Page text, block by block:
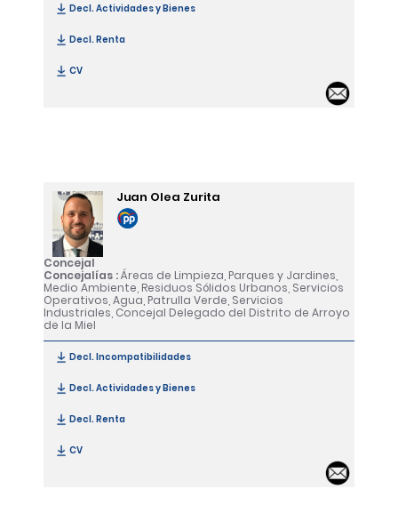
Decl. Actividades y Bienes[María de la Presentación Aguilera
Decl. Renta[María de la Presentación Aguilera Crespillo]
CV[María de la Presentación Aguilera Crespillo]
Juan Olea Zurita
Concejal
Concejalías :Áreas de Limpieza, Parques y Jardines,
Medio Ambiente, Residuos Sólidos Urbanos, Servicios
Operativos, Agua, Patrulla Verde, Servicios
Industriales, Concejal Delegado del Distrito de Arroyo
de la Miel
Decl. Incompatibilidades[Juan Olea Zurita]
Decl. Actividades y Bienes[Juan Olea Zurita]
Decl. Renta[Juan Olea Zurita]
CV[Juan Olea Zurita]